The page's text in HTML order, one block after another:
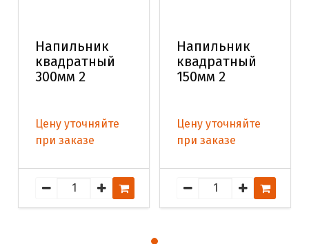
Напильник
квадратный
300мм 2
Цену уточняйте
при заказе
Напильник
квадратный
150мм 2
Цену уточняйте
при заказе